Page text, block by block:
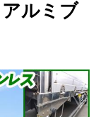
ルミブ